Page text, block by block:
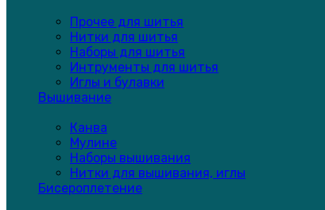
Прочее для шитья
Нитки для шитья
Наборы для шитья
Интрументы для шитья
Иглы и булавки
Вышивание
Канва
Мулине
Наборы вышивания
Нитки для вышивания, иглы
Бисероплетение